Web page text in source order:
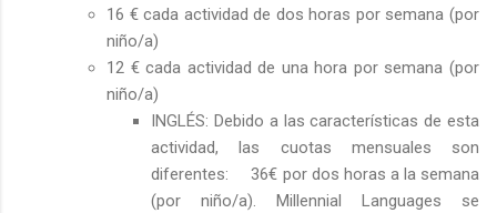
16 € cada actividad de dos horas por semana (por
niño/a)
12 € cada actividad de una hora por semana (por
niño/a)
INGLÉS: Debido a las características de esta
actividad, las cuotas mensuales son
diferentes: 36€ por dos horas a la semana
(por niño/a). Millennial Languages se